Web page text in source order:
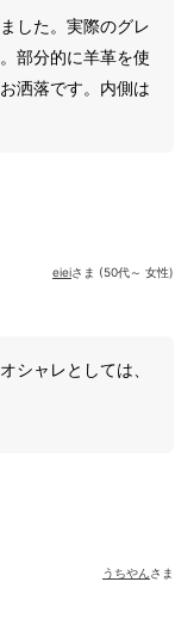
した。実際のグレ
部分的に羊革を使
洒落です。内側は
eieiさま (50代～ 女性)
シャレとしては、
うちやん さま